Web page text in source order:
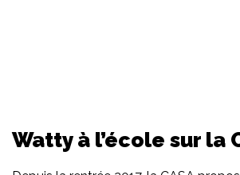
Watty à l’école sur la